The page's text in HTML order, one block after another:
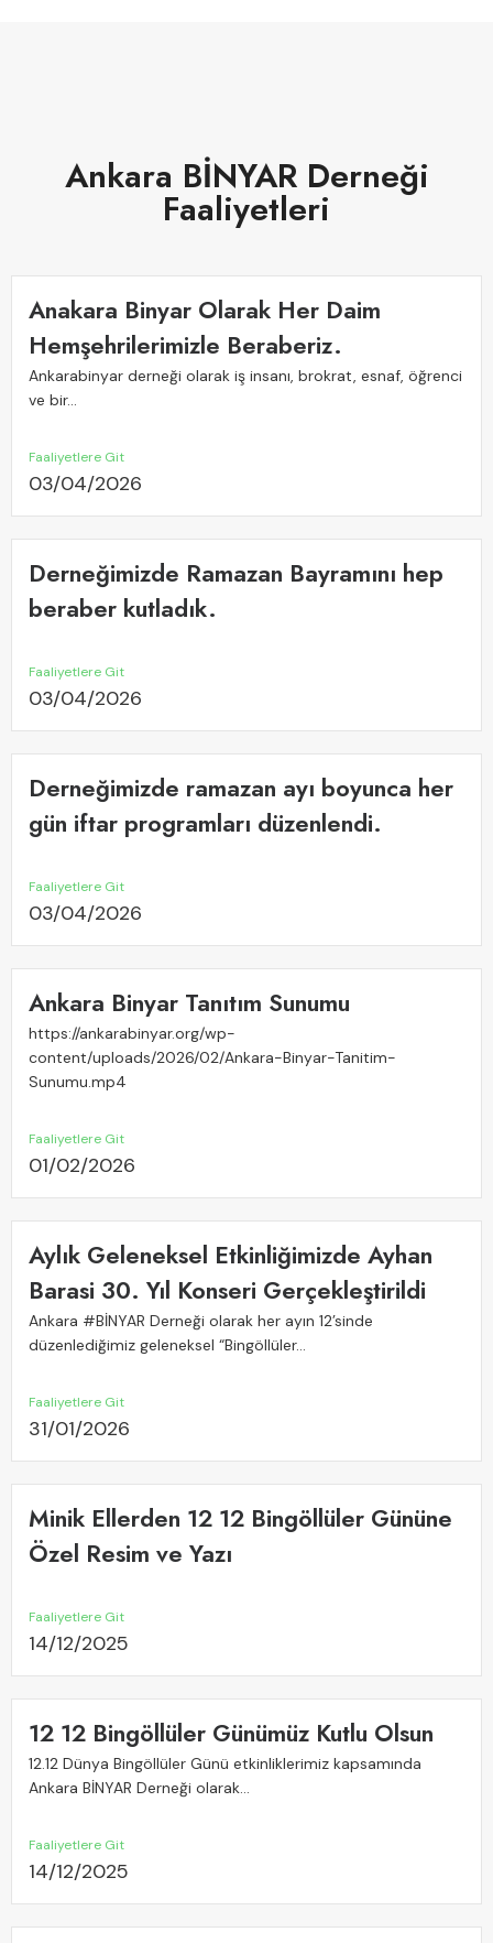
Ankara BİNYAR Derneği
Faaliyetleri
Anakara Binyar Olarak Her Daim
Hemşehrilerimizle Beraberiz.
Ankarabinyar derneği olarak iş insanı, brokrat, esnaf, öğrenci
ve bir...
Faaliyetlere Git
03/04/2026
Derneğimizde Ramazan Bayramını hep
beraber kutladık.
Faaliyetlere Git
03/04/2026
Derneğimizde ramazan ayı boyunca her
gün iftar programları düzenlendi.
Faaliyetlere Git
03/04/2026
Ankara Binyar Tanıtım Sunumu
https://ankarabinyar.org/wp-
content/uploads/2026/02/Ankara-Binyar-Tanitim-
Sunumu.mp4
Faaliyetlere Git
01/02/2026
Aylık Geleneksel Etkinliğimizde Ayhan
Barasi 30. Yıl Konseri Gerçekleştirildi
Ankara #BİNYAR Derneği olarak her ayın 12’sinde
düzenlediğimiz geleneksel “Bingöllüler...
Faaliyetlere Git
31/01/2026
Minik Ellerden 12 12 Bingöllüler Gününe
Özel Resim ve Yazı
Faaliyetlere Git
14/12/2025
12 12 Bingöllüler Günümüz Kutlu Olsun
12.12 Dünya Bingöllüler Günü etkinliklerimiz kapsamında
Ankara BİNYAR Derneği olarak...
Faaliyetlere Git
14/12/2025